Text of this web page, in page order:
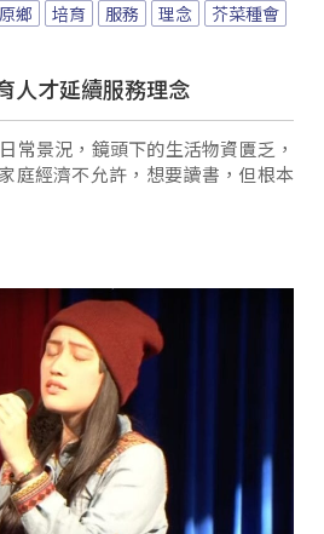
原鄉 培育 服務 理念
芥菜種會
人才延續服務理念
常景況，鏡頭下的生活物資匱乏，
庭經濟不允許，想要讀書，但根本